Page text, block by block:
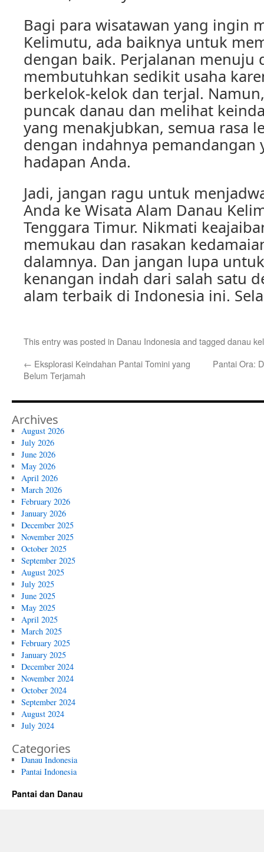
Bagi para wisatawan yang ingin
Kelimutu, ada baiknya untuk
dengan baik. Perjalanan menuju
membutuhkan sedikit usaha
berkelok-kelok dan terjal.
puncak danau dan melihat
yang menakjubkan, semua rasa
dengan indahnya pemandangan
hadapan Anda.
Jadi, jangan ragu untuk
Anda ke Wisata Alam Danau
Tenggara Timur. Nikmati
memukau dan rasakan
dalamnya. Dan jangan lupa
kenangan indah dari salah satu
alam terbaik di Indonesia ini.
This entry was posted in Danau Indonesia and tagged danau
← Eksplorasi Keindahan Pantai Tomini yang
Belum Terjamah
Pantai Ora:
Archives
August 2026
July 2026
June 2026
May 2026
April 2026
March 2026
February 2026
January 2026
December 2025
November 2025
October 2025
September 2025
August 2025
July 2025
June 2025
May 2025
April 2025
March 2025
February 2025
January 2025
December 2024
November 2024
October 2024
September 2024
August 2024
July 2024
Categories
Danau Indonesia
Pantai Indonesia
Pantai dan Danau